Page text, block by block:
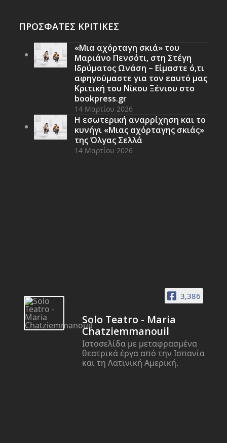
ΠΡΟΣΦΑΤΕΣ ΚΡΙΤΙΚΕΣ
«Μια αχόρταγη σκιά» του
Μαριάνο Πενσότι, στη Στέγη
Ιδρύματος Ωνάση – Είμαστε ό,τι
αφηγούμαστε για τον εαυτό μας
Κριτική του Νίκου Ξένιου στο
bookpress.gr
14 Μαρτίου 2026
Η εσωτερική αναρρίχηση και το
κυνήγι «Μιας αχόρταγης σκιάς»
της Όλγας Σελλά
14 Μαρτίου 2026
3,386
Solo Teatro - Maria
Chatziemmanouil
Ιστοσελίδα με μεταφρασμένα
θεατρικά έργα από την Ισπανία
και τη Λατινική Αμερική.